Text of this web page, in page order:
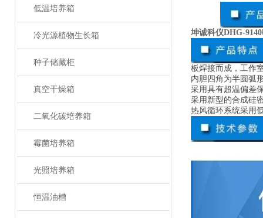
低温培养箱
冷光源植物生长箱
种子储藏柜
真空干燥箱
二氧化碳培养箱
霉菌培养箱
光照培养箱
恒温油槽
坤诚科仪DHG-
板焊接而成，工作
内胆四角为半圆弧
采用具有超温偏差
采用新型的合成硅
热风循环系统采用